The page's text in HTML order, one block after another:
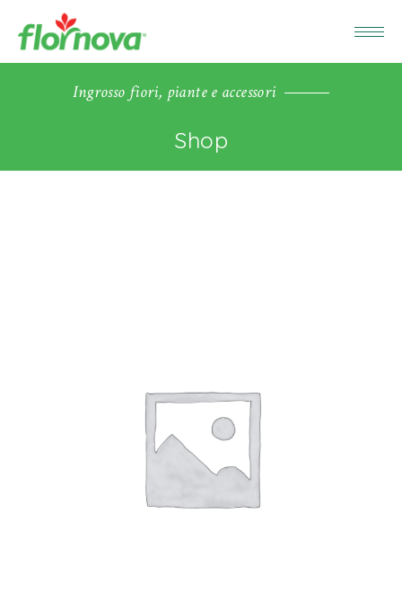
Ingrosso fiori, piante e accessori
Shop